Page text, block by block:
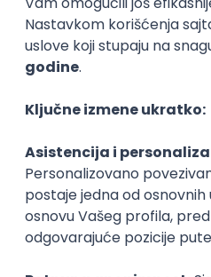
Karijerne mogućnosti
Student664
Smer:Bogoslovsko-katihetski program